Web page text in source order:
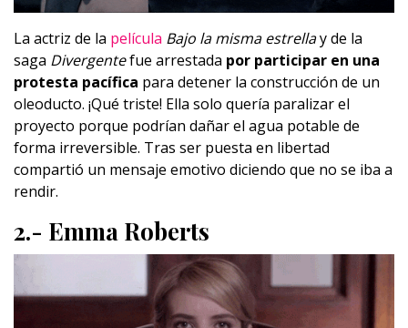
La actriz de la película Bajo la misma estrellay de la
saga Divergentefue arrestada por participar en una
protesta pacífica para detener la construcción de un
oleoducto. ¡Qué triste! Ella solo quería paralizar el
proyecto porque podrían dañar el agua potable de
forma irreversible. Tras ser puesta en libertad
compartió un mensaje emotivo diciendo que no se iba a
rendir.
2.- Emma Roberts